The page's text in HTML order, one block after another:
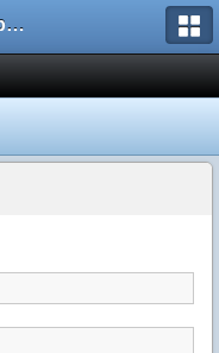
AMXX.pl: Support AMX Mod X i SourceMod